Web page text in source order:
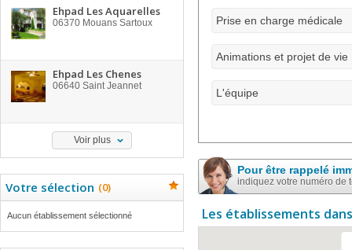
Ehpad Les Aquarelles
06370 Mouans Sartoux
Ehpad Les Chenes
06640 Saint Jeannet
Voir plus
Votre sélection (0)
Aucun établissement sélectionné
Prise en charge médicale
Animations et projet de vie
L'équipe
Pour être rappelé
indiquez votre numéro de
Les établissements